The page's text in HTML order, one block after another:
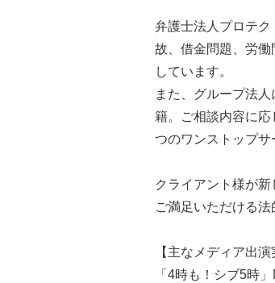
弁護士法人プロテ
故、借金問題、労
しています。
また、グループ法
籍。ご相談内容に
つのワンストップサ
クライアント様が
ご満足いただける法
【主なメディア出演
「4時も！シブ5時